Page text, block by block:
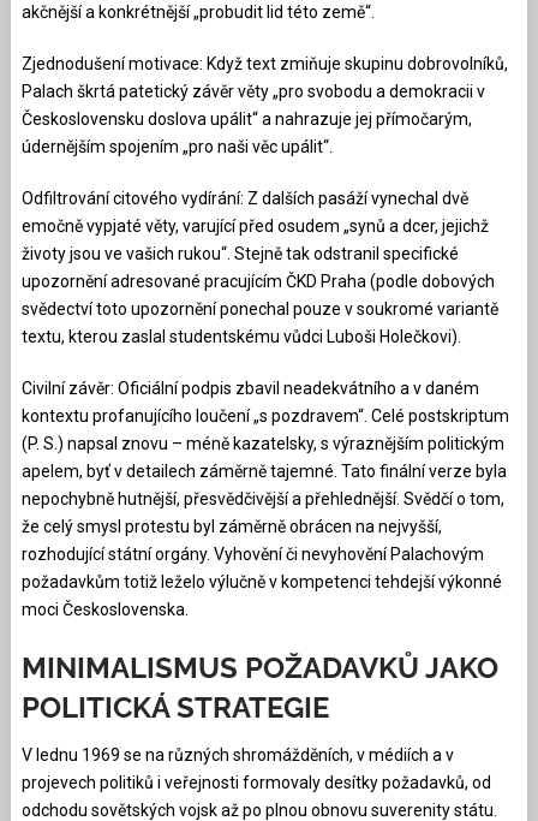
akčnější a konkrétnější „probudit lid této země“.
Zjednodušení motivace: Když text zmiňuje skupinu dobrovolníků,
Palach škrtá patetický závěr věty „pro svobodu a demokracii v
Československu doslova upálit“ a nahrazuje jej přímočarým,
údernějším spojením „pro naši věc upálit“.
Odfiltrování citového vydírání: Z dalších pasáží vynechal dvě
emočně vypjaté věty, varující před osudem „synů a dcer, jejichž
životy jsou ve vašich rukou“. Stejně tak odstranil specifické
upozornění adresované pracujícím ČKD Praha (podle dobových
svědectví toto upozornění ponechal pouze v soukromé variantě
textu, kterou zaslal studentskému vůdci Luboši Holečkovi).
Civilní závěr: Oficiální podpis zbavil neadekvátního a v daném
kontextu profanujícího loučení „s pozdravem“. Celé postskriptum
(P. S.) napsal znovu – méně kazatelsky, s výraznějším politickým
apelem, byť v detailech záměrně tajemné. Tato finální verze byla
nepochybně hutnější, přesvědčivější a přehlednější. Svědčí o tom,
že celý smysl protestu byl záměrně obrácen na nejvyšší,
rozhodující státní orgány. Vyhovění či nevyhovění Palachovým
požadavkům totiž leželo výlučně v kompetenci tehdejší výkonné
moci Československa.
MINIMALISMUS POŽADAVKŮ JAKO
POLITICKÁ STRATEGIE
V lednu 1969 se na různých shromážděních, v médiích a v
projevech politiků i veřejnosti formovaly desítky požadavků, od
odchodu sovětských vojsk až po plnou obnovu suverenity státu.